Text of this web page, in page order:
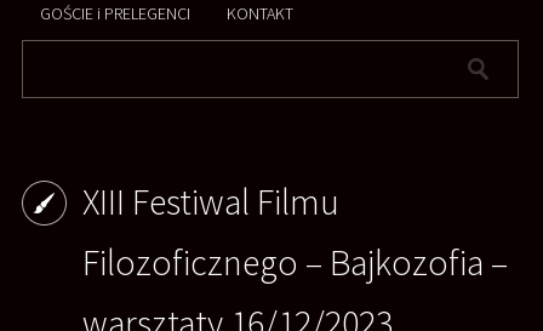
GOŚCIE i PRELEGENCI KONTAKT
XIII Festiwal Filmu
Filozoficznego – Bajkozofia –